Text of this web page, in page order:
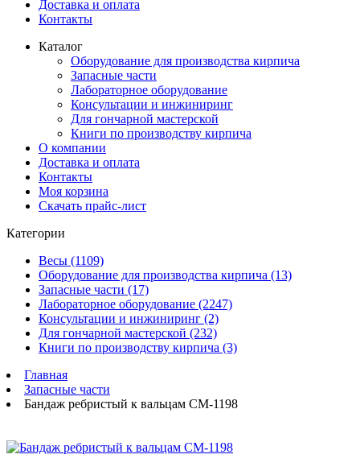
Доставка и оплата
Контакты
Каталог
Оборудование для производства кирпича
Запасные части
Лабораторное оборудование
Консультации и инжиниринг
Для гончарной мастерской
Книги по производству кирпича
О компании
Доставка и оплата
Контакты
Моя корзина
Скачать прайс-лист
Категории
Весы (1109)
Оборудование для производства кирпича (13)
Запасные части (17)
Лабораторное оборудование (2247)
Консультации и инжиниринг (2)
Для гончарной мастерской (232)
Книги по производству кирпича (3)
Главная
Запасные части
Бандаж ребристый к вальцам СМ-1198